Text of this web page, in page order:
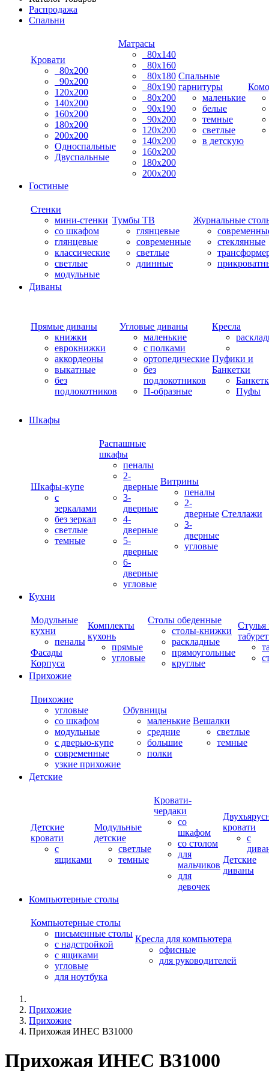
Распродажа
Спальни
Кровати
80х200
90х200
120х200
140х200
160х200
180х200
200х200
Односпальные
Двуспальные
Матрасы
80х140
80х160
80х180
80х190
80х200
90х190
90х200
120х200
140х200
160х200
180х200
200х200
Спальные
гарнитуры
маленькие
белые
темные
светлые
в детскую
Гостиные
Стенки
мини-стенки
со шкафом
глянцевые
классические
светлые
модульные
Тумбы ТВ
глянцевые
современные
светлые
длинные
Журнальные
стеклянные
Диваны
Прямые диваны
книжки
еврокнижки
аккордеоны
выкатные
без
подлокотников
Угловые диваны
маленькие
с полками
ортопедические
без
подлокотников
П-образные
Кресла
Пуфики и
Банкетки
Пуфы
Шкафы
Шкафы-купе
с
зеркалами
без зеркал
светлые
темные
Распашные
шкафы
пеналы
2-
дверные
3-
дверные
4-
дверные
5-
дверные
6-
дверные
угловые
Витрины
пеналы
2-
дверные
3-
дверные
угловые
Стеллажи
Кухни
Модульные
кухни
пеналы
Фасады
Корпуса
Комплекты
кухонь
прямые
угловые
Столы обеденные
столы-книжки
раскладные
прямоугольные
круглые
Стулья
Прихожие
Прихожие
угловые
со шкафом
модульные
с дверью-купе
современные
узкие прихожие
Обувницы
маленькие
средние
большие
полки
Вешалки
светлые
темные
Детские
Детские
кровати
с
ящиками
Модульные
детские
светлые
темные
Кровати-
чердаки
со
шкафом
со столом
для
мальчиков
для
девочек
кровати
с
Детские
диваны
Компьютерные столы
Компьютерные столы
письменные столы
с надстройкой
с ящиками
угловые
для ноутбука
Кресла для компьютера
офисные
для руководителей
Прихожие
Прихожие
Прихожая ИНЕС ВЗ1000
Прихожая ИНЕС ВЗ1000